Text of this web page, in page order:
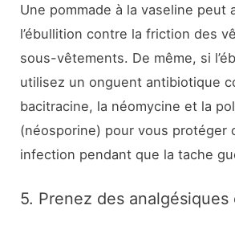
Une pommade à la vaseline peut
l’ébullition contre la friction des
sous-vêtements. De même, si
utilisez un onguent antibiotique
bacitracine, la néomycine et la
(néosporine) pour vous protéger
infection pendant que la tache
5. Prenez des